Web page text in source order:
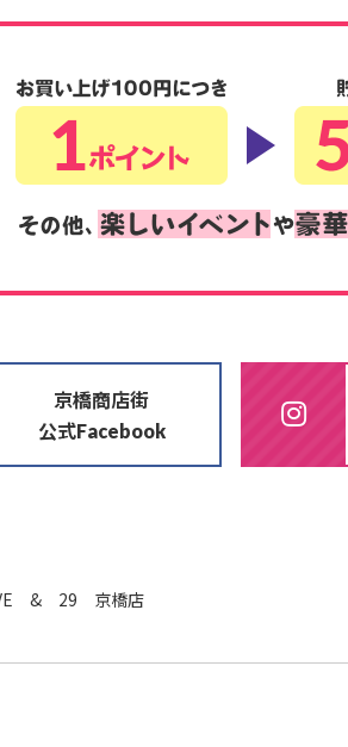
京橋商店街
公式Facebook
& 29 京橋店